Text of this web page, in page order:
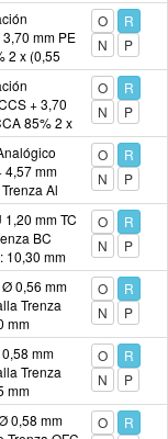
AC / DC /
/ 4K-UHD
RC / LIPO /
Alimentacion
DIGITALES /
/ USB-RS232
mm PE
2 x (0,55
Exterior
O
R
N
P
+ 3,70
85% 2 x
Ø Exte
O
R
N
P
4,57 mm
Al
Al 40%
O
R
N
P
mm TC
BC
10,30 mm
O
R
N
P
0,56 mm
Trenza
mm
O
R
N
P
mm
Trenza
mm
O
R
N
P
0,58 mm
O
R